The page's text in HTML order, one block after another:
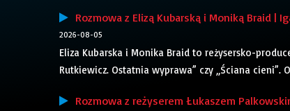
Rozmowa z Elizą Kubarską i Moniką Braid |
2026-08-05
Eliza Kubarska i Monika Braid to reżysersko-
Rutkiewicz. Ostatnia wyprawa” czy „Ściana cieni”.
Rozmowa z reżyserem Łukaszem